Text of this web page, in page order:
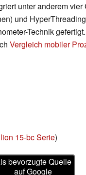
unter anderem
und
Technik
Vergleich mobiler
15-bc Serie)
bevorzugte Quelle
auf Google